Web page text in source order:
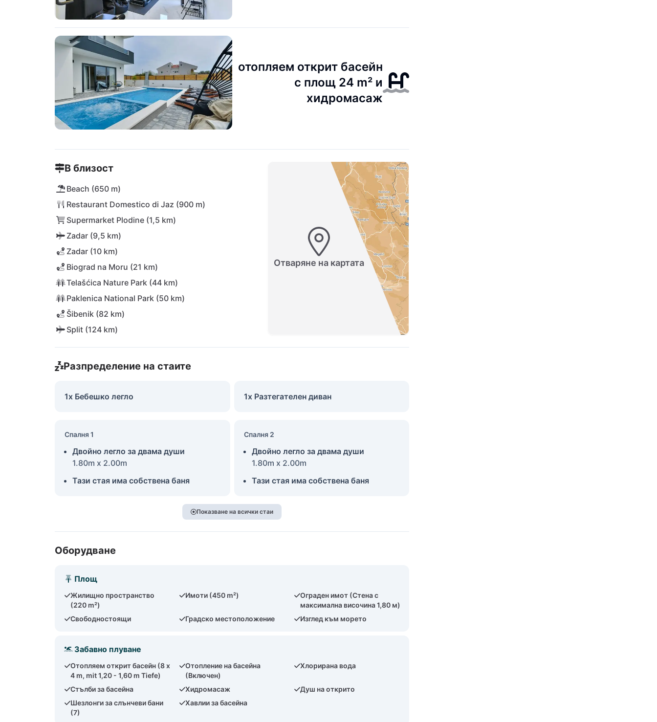
отопляем открит басейн
с площ 24 m² и
хидромасаж
В близост
Beach (650 m)
Restaurant Domestico di Jaz (900 m)
Supermarket Plodine (1,5 km)
Zadar (9,5 km)
Zadar (10 km)
Biograd na Moru (21 km)
Telašćica Nature Park (44 km)
Paklenica National Park (50 km)
Šibenik (82 km)
Split (124 km)
Отваряне на картата
Разпределение на стаите
1x Бебешко легло 1x Разтегателен диван
Спалня 1
Двойно легло за двама души
1.80m x 2.00m
Тази стая има собствена баня
Спалня 2
Двойно легло за двама души
1.80m x 2.00m
Тази стая има собствена баня
Показване на всички стаи
Оборудване
Площ
Жилищно пространство
(220 m²)
Имоти (450 m²)
Ограден имот (Стена с
максимална височина 1,80 м)
Свободностоящи
Градско местоположение Изглед към морето
Забавно плуване
Отопляем открит басейн (8 x
4 m, mit 1,20 - 1,60 m Tiefe)
Отопление на басейна
(Включен)
Хлорирана вода
Стълби за басейна Хидромасаж
Душ на открито
Шезлонги за слънчеви бани
(7)
Хавлии за басейна